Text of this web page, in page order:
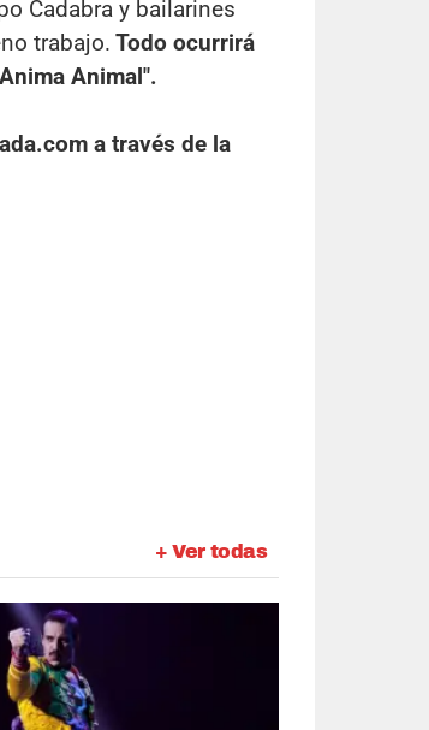
Cadabra y bailarines
trabajo. Todo ocurrirá
Animal".
a través de la
+ Ver todas